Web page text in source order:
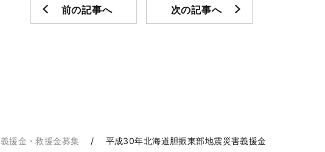
前の記事へ 次の記事へ
義援金・救援金募集 平成30年北海道胆振東部地震災害義援金